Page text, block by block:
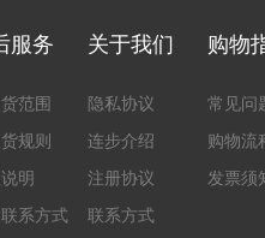
服务
范围
规则
明
系方式
关于我们
隐私协议
连步介绍
注册协议
联系方式
购物
常见问
购物流
发票须